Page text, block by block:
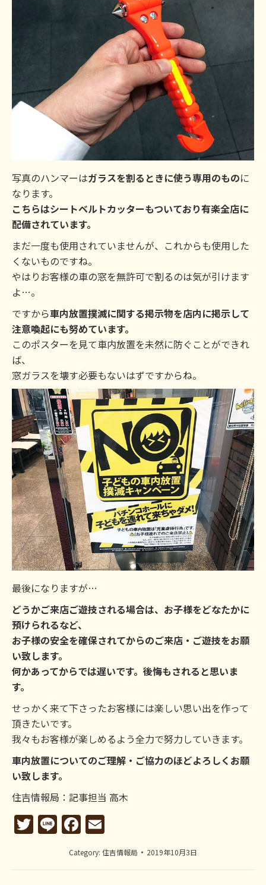
写真のハンマーはガラスを割るときに使う専用のものに
なります。
こちらはシートベルトカッターもついており有楽全店に
配備されています。
まだ一度も使用されていませんが、これからも使用した
くないものですね。
やはりお客様の車の窓を無許可で割るのは気が引けます
よ…。
ですから車内放置撲滅に関する掲示物を店内に掲示して
注意喚起にも努めています。
このポスターを見て車内放置を未然に防ぐことができれ
ば、
窓ガラスを壊す必要もないはずですからね。
最後になりますが…
どうかご来店ご遊技される場合は、お子様をどなたかに
預けられるなど、
お子様の安全を確保されてからのご来店・ご遊技をお願
い致します。
何かあってからでは遅いです。後悔もされると思いま
す。
せっかく来て下さったお客様には楽しい思い出を作って
頂きたいです。
我々もお客様が楽しめるよう全力で努力していきます。
車内放置についてのご理解・ご協力のほどよろしくお願
い致します。
住吉情報局：記事担当 高木
Twitter
LineFacebook
Category: 住吉情報局 2019年10月3日